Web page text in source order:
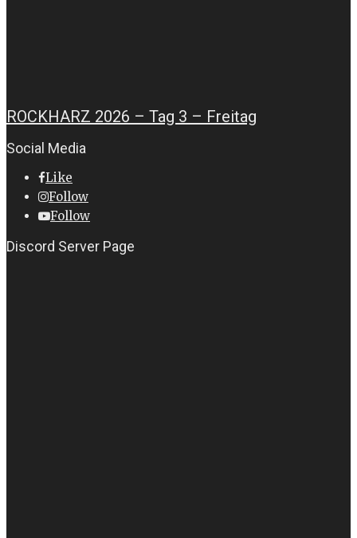
ROCKHARZ 2026 – Tag 3 – Freitag
Social Media
Like
Follow
Follow
Discord Server Page